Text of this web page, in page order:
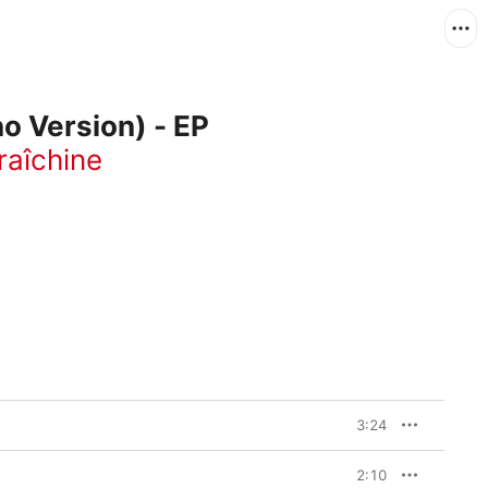
Version) - EP
3:24
2:10